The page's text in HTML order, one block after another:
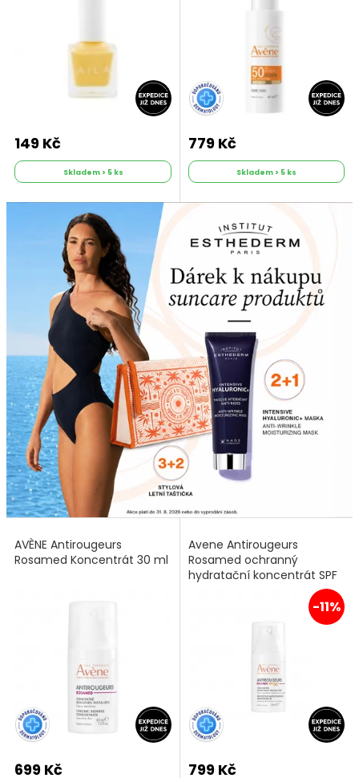
149 Kč
Skladem > 5 ks
779 Kč
Skladem > 5 ks
AVÈNE Antirougeurs
Rosamed Koncentrát 30 ml
699 Kč
Avene Antirougeurs
Rosamed ochranný
hydratační koncentrát SPF
-11%
799 Kč